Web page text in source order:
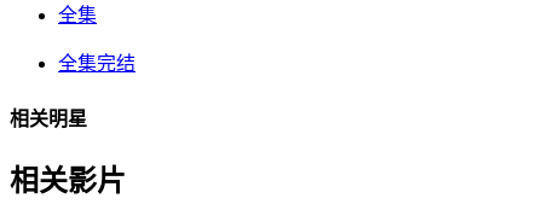
全集
全集完结
相关明星
相关影片